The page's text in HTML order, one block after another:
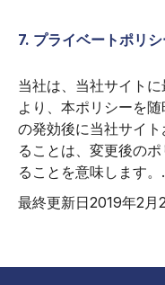
7. プライベートポリ
当社は、当社サイト
より、本ポリシーを
の発効後に当社サイ
ることは、変更後の
ることを意味します。.
最終更新日2019年2月